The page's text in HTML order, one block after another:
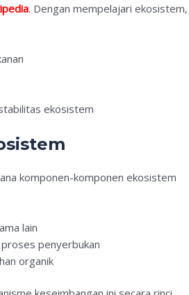
. Dengan mempelajari ekosistem,
ekosistem
komponen-komponen ekosistem
lain
penyerbukan
organik